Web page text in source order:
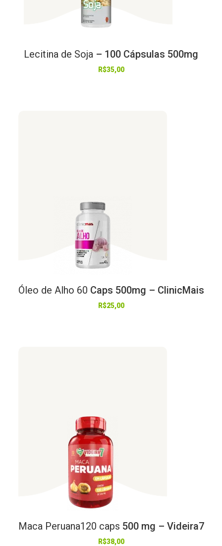
Lecitina de Soja – 100 Cápsulas 500mg
R$35,00
Óleo de Alho 60 Caps 500mg – ClinicMais
R$25,00
Maca Peruana120 caps 500 mg – Videira7
R$38,00